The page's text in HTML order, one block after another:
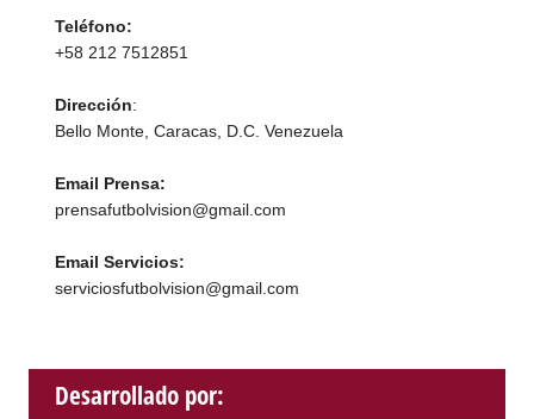
Teléfono:
+58 212 7512851
Dirección:
Bello Monte, Caracas, D.C. Venezuela
Email Prensa:
prensafutbolvision@gmail.com
Email Servicios:
serviciosfutbolvision@gmail.com
Desarrollado por: